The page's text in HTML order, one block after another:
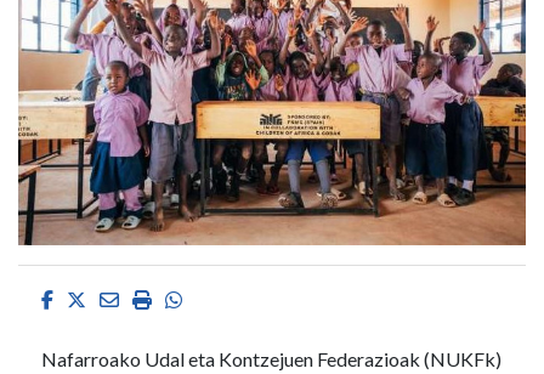
Facebook
Twitter
EmailImprimirWhatsapp
Nafarroako Udal eta Kontzejuen Federazioak (NUKFk)